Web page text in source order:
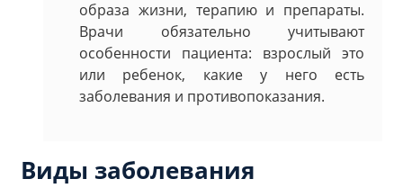
образа жизни, терапию и препараты.
Врачи обязательно учитывают
особенности пациента: взрослый это
или ребенок, какие у него есть
заболевания и противопоказания.
Виды заболевания